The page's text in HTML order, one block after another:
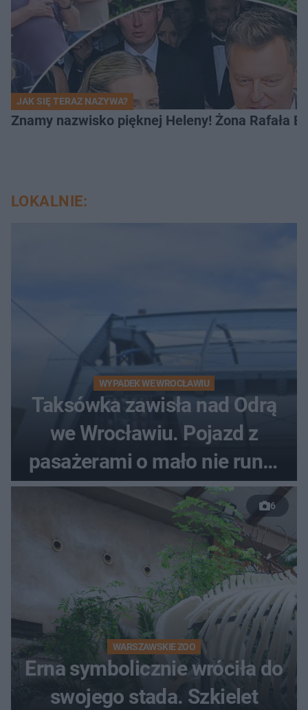
JAK SIĘ TERAZ NAZYWA?
Znamy nazwisko pięknej Heleny! Żona Rafała
LOKALNIE:
WYPADEK WE WROCŁAWIU
Taksówka zawisła nad Odrą
we Wrocławiu. Pojazd z
pasażerami o mało nie runął
do rzeki
6
WARSZAWSKIE ZOO
Erna symbolicznie wróciła do
swojego stada. Szkielet